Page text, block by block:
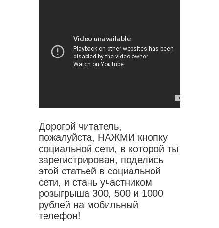
Дорогой читатель,
пожалуйста, НАЖМИ кнопку
социальной сети, в которой ты
зарегистрирован, поделись
этой статьей в социальной
сети, и стань участником
розыгрыша 300, 500 и 1000
рублей на мобильный
телефон!